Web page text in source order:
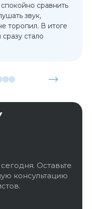
сравнить
звук,
торопил. В итоге
стало
Оставьте
консультацию